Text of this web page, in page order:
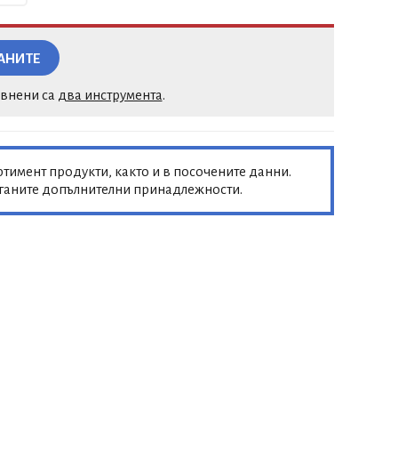
са два инструмента.
продукти, както и в посочените данни.
допълнителни принадлежности.